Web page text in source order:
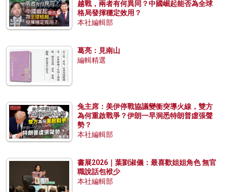
越戰，兩者有何異同？中國崛起能否為全球
格局發揮穩定效用？
本社編輯部
葛亮：見南山
編輯精選
兔主席：美伊停戰協議變衝突導火線，雙方
為何重啟戰爭？伊朗一早洞悉特朗普虛張聲
勢？
本社編輯部
書展2026｜葉劉淑儀：最喜歡姐姐角色 無官
職說話包袱少
本社編輯部